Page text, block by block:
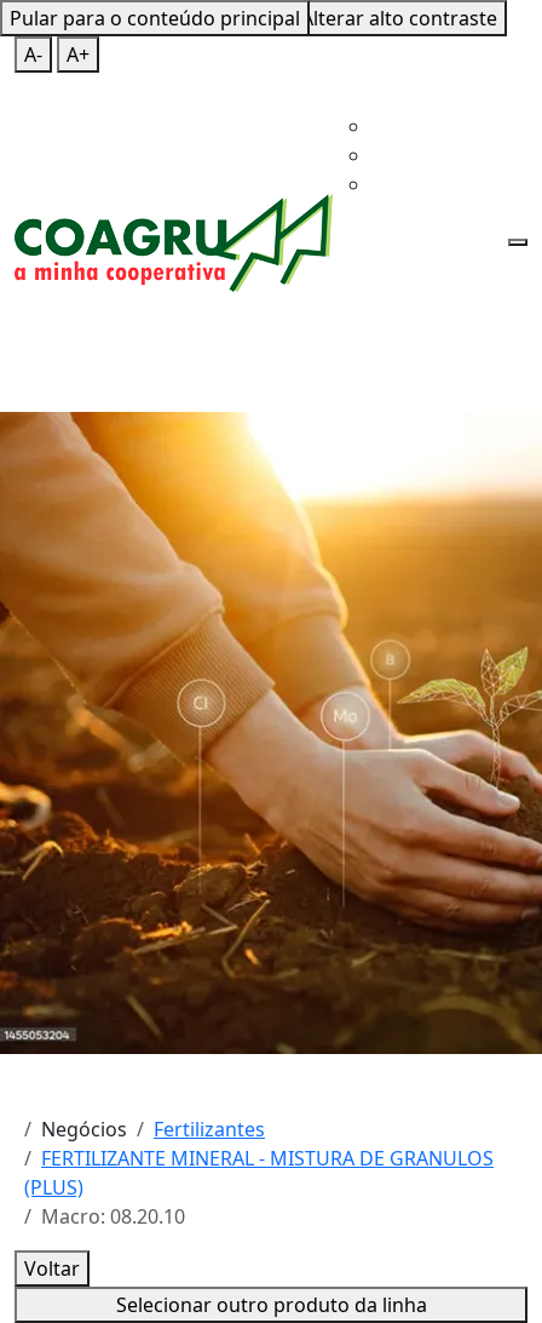
Pular para o conteúdo principal
Mapa do SiteTeclas de Atalho
Alterar alto contraste
A-
A+
Negócios
Fertilizantes
FERTILIZANTE MINERAL - MISTURA DE GRANULOS
(PLUS)
Macro: 08.20.10
Voltar
Selecionar outro produto da linha